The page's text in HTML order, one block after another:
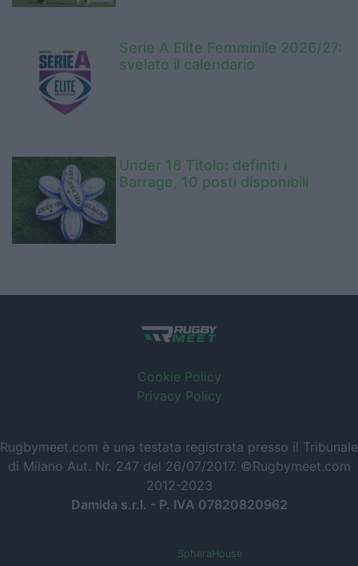
Serie A Elite Femminile 2026/27:
svelato il calendario
Under 18 Titolo: definiti i
Barrage, 10 posti disponibili
Cookie Policy
Privacy Policy
Rugbymeet.com è una testata registrata presso il Tribunale
di Milano Aut. Nr. 247 del 26/07/2017. ©Rugbymeet.com
2012-2023
Damida s.r.l. - P. IVA 07820820962
SpheraHouse